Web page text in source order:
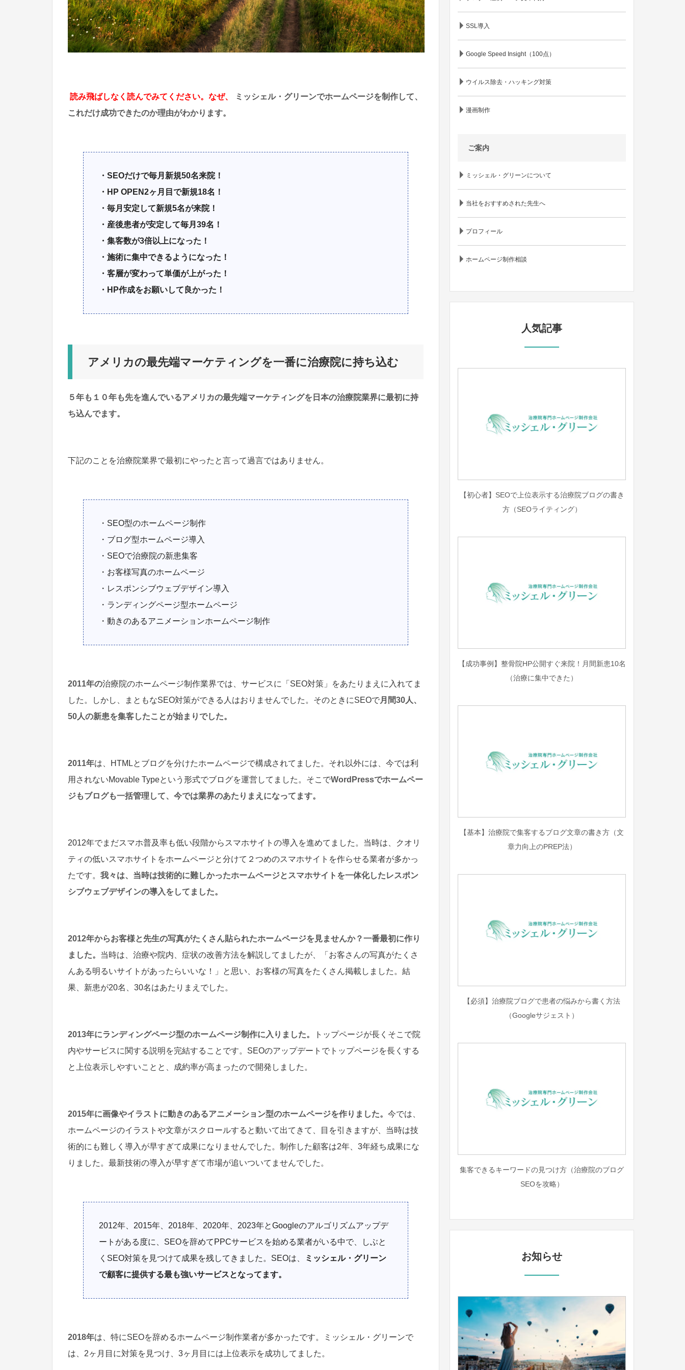
読み飛ばしなく読んでみてください。なぜ、
ミッシェル・グリーンでホームページを制作して、
これだけ成功できたのか理由がわかります。
・SEOだけで毎月新規50名来院！
・HP OPEN2ヶ月目で新規18名！
・毎月安定して新規5名が来院！
・産後患者が安定して毎月39名！
・集客数が3倍以上になった！
・施術に集中できるようになった！
・客層が変わって単価が上がった！
・HP作成をお願いして良かった！
アメリカの最先端マーケティングを一番に治療院に持ち込む
５年も１０年も先を進んでいるアメリカの最先端マーケティングを日本の治療院業界に最初に持
ち込んでます。
下記のことを治療院業界で最初にやったと言って過言ではありません。
・SEO型のホームページ制作
・ブログ型ホームページ導入
・SEOで治療院の新患集客
・お客様写真のホームページ
・レスポンシブウェブデザイン導入
・ランディングページ型ホームページ
・動きのあるアニメーションホームページ制作
2011年の治療院のホームページ制作業界では、サービスに「SEO対策」をあたりまえに入れてま
した。しかし、まともなSEO対策ができる人はおりませんでした。そのときにSEOで月間30人、
50人の新患を集客したことが始まりでした。
2011年は、HTMLとブログを分けたホームページで構成されてました。それ以外には、今では利
用されないMovable Typeという形式でブログを運営してました。そこでWordPressでホームペー
ジもブログも一括管理して、今では業界のあたりまえになってます。
2012年でまだスマホ普及率も低い段階からスマホサイトの導入を進めてました。当時は、クオリ
ティの低いスマホサイトをホームページと分けて２つめのスマホサイトを作らせる業者が多かっ
たです。 我々は、当時は技術的に難しかったホームページとスマホサイトを一体化したレスポン
シブウェブデザインの導入をしてました。
2012年からお客様と先生の写真がたくさん貼られたホームページを見ませんか？一番最初に作り
ました。 当時は、治療や院内、症状の改善方法を解説してましたが、「お客さんの写真がたくさ
んある明るいサイトがあったらいいな！」と思い、お客様の写真をたくさん掲載しました。結
果、新患が20名、30名はあたりまえでした。
2013年にランディングページ型のホームページ制作に入りました。
トップページが長くそこで院
内やサービスに関する説明を完結することです。SEOのアップデートでトップページを長くする
と上位表示しやすいことと、成約率が高まったので開発しました。
2015年に画像やイラストに動きのあるアニメーション型のホームページを作りました。 今では、
ホームページのイラストや文章がスクロールすると動いて出てきて、目を引きますが、当時は技
術的にも難しく導入が早すぎて成果になりませんでした。制作した顧客は2年、3年経ち成果にな
りました。最新技術の導入が早すぎて市場が追いついてませんでした。
2012年、2015年、2018年、2020年、2023年とGoogleのアルゴリズムアップデ
ートがある度に、SEOを辞めてPPCサービスを始める業者がいる中で、しぶと
くSEO対策を見つけて成果を残してきました。SEOは、
ミッシェル・グリーン
で顧客に提供する最も強いサービスとなってます。
2018年は、特にSEOを辞めるホームページ制作業者が多かったです。ミッシェル・グリーンで
は、2ヶ月目に対策を見つけ、3ヶ月目には上位表示を成功してました。
SSL導入
Google Speed Insight（100点）
ウイルス除去・ハッキング対策
漫画制作
ご案内
ミッシェル・グリーンについて
当社をおすすめされた先生へ
プロフィール
ホームページ制作相談
人気記事
【初心者】SEOで上位表示する治療院ブログの書き
方（SEOライティング）
【成功事例】整骨院HP公開すぐ来院！月間新患10名
（治療に集中できた）
【基本】治療院で集客するブログ文章の書き方（文
章力向上のPREP法）
【必須】治療院ブログで患者の悩みから書く方法
（Googleサジェスト）
集客できるキーワードの見つけ方（治療院のブログ
SEOを攻略）
お知らせ